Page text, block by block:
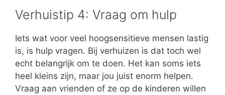
Verhuistip 4: Vraag om hulp
Iets wat voor veel hoogsensitieve mensen lastig
is, is hulp vragen. Bij verhuizen is dat toch wel
echt belangrijk om te doen. Het kan soms iets
heel kleins zijn, maar jou juist enorm helpen.
Vraag aan vrienden of ze op de kinderen willen